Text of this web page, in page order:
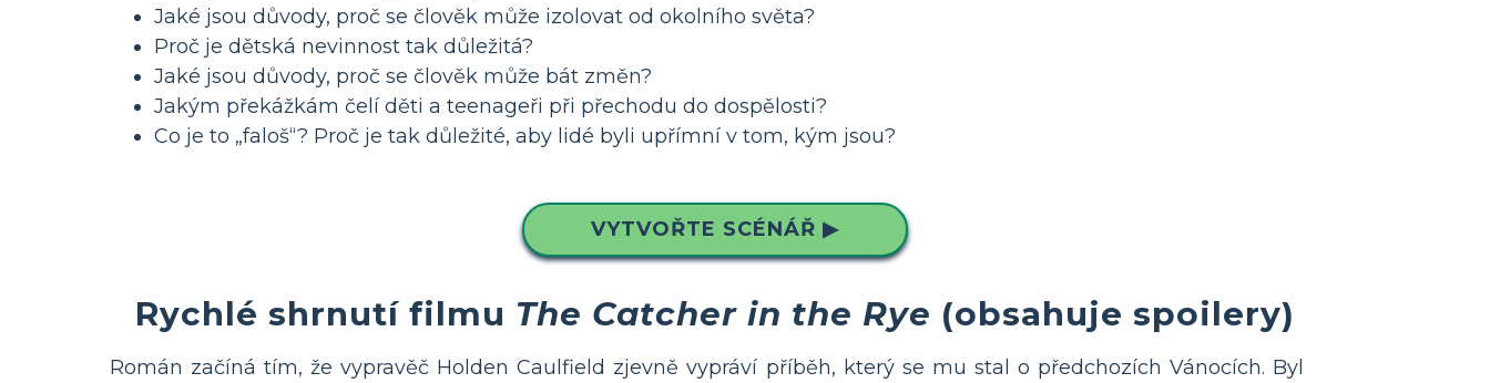
Jaké jsou důvody, proč se člověk může izolovat od okolního světa?
Proč je dětská nevinnost tak důležitá?
Jaké jsou důvody, proč se člověk může bát změn?
Jakým překážkám čelí děti a teenageři při přechodu do dospělosti?
Co je to „faloš“? Proč je tak důležité, aby lidé byli upřímní v tom, kým jsou?
VYTVOŘTE SCÉNÁŘ ▶
Rychlé shrnutí filmu The Catcher in the Rye (obsahuje spoilery)
Román začíná tím, že vypravěč Holden Caulfield zjevně vypráví příběh, který se mu stal o předchozích Vánocích. Byl